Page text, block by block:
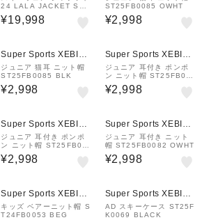
24 LALA JACKET ST2
3FW0023 IC/NV
¥19,998
ST25FB0085 OWHT
¥2,998
Super Sports XEBIO
&mall店
ジュニア 猫耳 ニット帽
ST25FB0085 BLK
¥2,998
Super Sports XEBIO
&mall店
ジュニア 耳付き ポンポ
ン ニット帽 ST25FB00
83 OWHT
¥2,998
Super Sports XEBIO
&mall店
ジュニア 耳付き ポンポ
ン ニット帽 ST25FB00
83 BEG
¥2,998
Super Sports XEBIO
&mall店
ジュニア 耳付き ニット
帽 ST25FB0082 OWHT
¥2,998
Super Sports XEBIO
&mall店
キッズ ベアーニット帽 S
T24FB0053 BEG
Super Sports XEBIO
&mall店
AD スキーケース ST25F
K0069 BLACK